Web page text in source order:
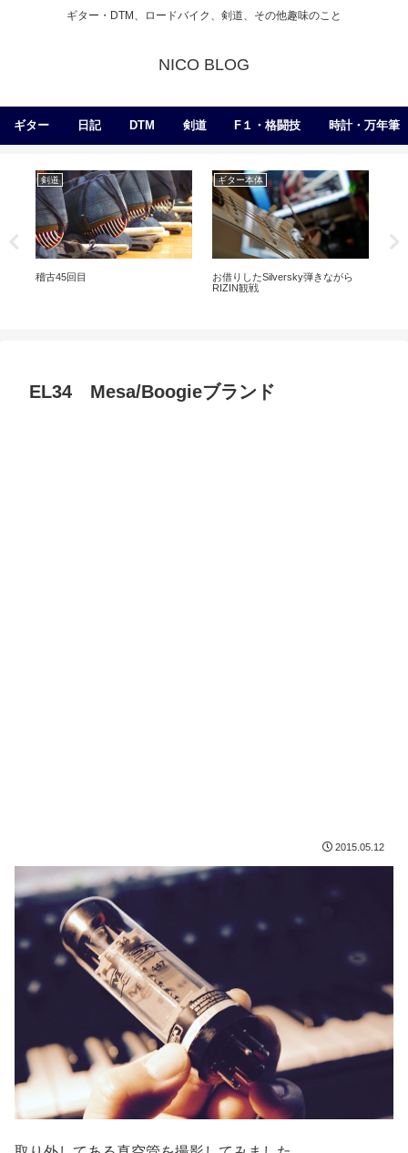
ギター・DTM、ロードバイク、剣道、その他趣味のこと
NICO BLOG
ギター 日記 DTM 剣道 F１・格闘技 時計・万年筆
剣道
稽古45回目
ギター本体
お借りしたSilversky弾きながら
RIZIN観戦
EL34 Mesa/Boogieブランド
2015.05.12